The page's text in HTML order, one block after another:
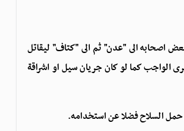
اصحابه الى "عدن" ثم الى "كتاف" ليقاتل
الواجب كما لو كان جريان سيل او اشراقة
السلاح فضلا عن استخدامه.